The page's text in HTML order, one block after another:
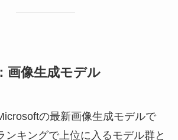
画像生成モデル
の最新画像生成モデルで
ンキングで上位に入るモデル群と